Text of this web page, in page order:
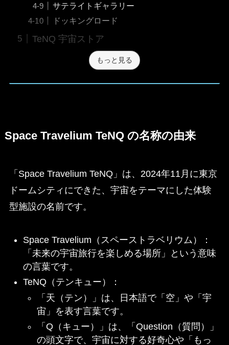
サテライトギャラリー
ドッキングロード
TeNQ 宇宙ストア
もっと見る
Space Travelium TeNQ の名称の由来
「Space Travelium TeNQ」は、2024年11月に東京
ドームシティにできた、宇宙をテーマにした体験
型施設の名前です。
Space Travelium（スペーストラベリウム）：
「未来の宇宙旅行を楽しめる場所」という意味
の言葉です。
TeNQ（テンキュー）：
「天（テン）」は、日本語で「空」や「宇
宙」を表す言葉です。
「Q（キュー）」は、「Question（質問）」
の頭文字で、宇宙に対する好奇心や「もっ